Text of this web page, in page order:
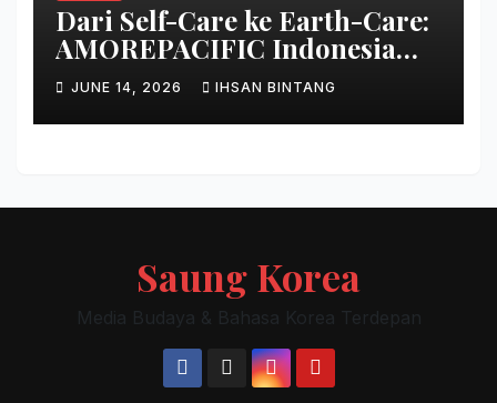
Dari Self-Care ke Earth-Care:
AMOREPACIFIC Indonesia
Ciptakan Gerakan
Keberlanjutan Baru di Bali
JUNE 14, 2026 IHSAN BINTANG
Saung Korea
Media Budaya & Bahasa Korea Terdepan